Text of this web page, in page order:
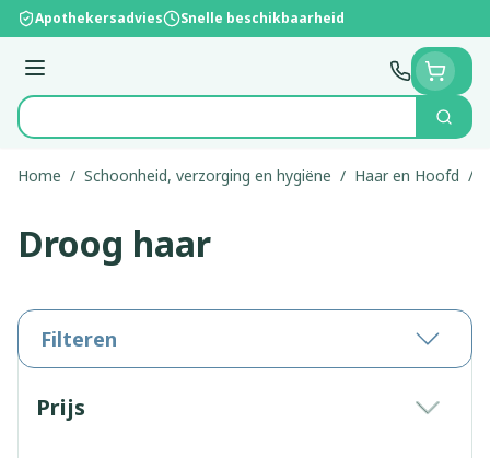
Ga naar de inhoud
Apothekersadvies Snelle beschikbaarheid
Menu
Product, merk, categorie...
Zoek
Home / Schoonheid, verzorging en hygiëne / Haar en Hoofd /
Droog haar
Filteren
Prijs